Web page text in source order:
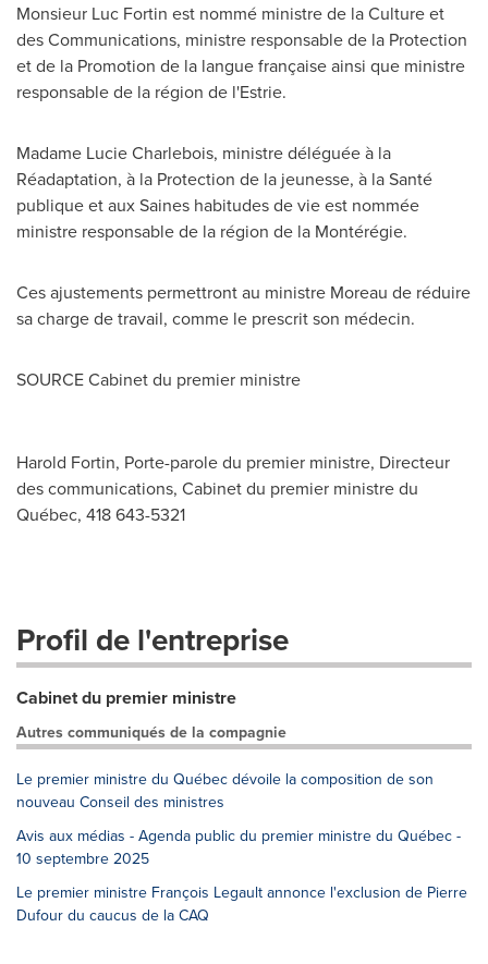
Monsieur Luc Fortin est nommé ministre de la Culture et
des Communications, ministre responsable de la Protection
et de la Promotion de la langue française ainsi que ministre
responsable de la région de l'Estrie.
Madame Lucie Charlebois, ministre déléguée à la
Réadaptation, à la Protection de la jeunesse, à la Santé
publique et aux Saines habitudes de vie est nommée
ministre responsable de la région de la Montérégie.
Ces ajustements permettront au ministre Moreau de réduire
sa charge de travail, comme le prescrit son médecin.
SOURCE Cabinet du premier ministre
Harold Fortin, Porte-parole du premier ministre, Directeur
des communications, Cabinet du premier ministre du
Québec, 418 643-5321
Profil de l'entreprise
Cabinet du premier ministre
Autres communiqués de la compagnie
Le premier ministre du Québec dévoile la composition de son
nouveau Conseil des ministres
Avis aux médias - Agenda public du premier ministre du Québec -
10 septembre 2025
Le premier ministre François Legault annonce l'exclusion de Pierre
Dufour du caucus de la CAQ